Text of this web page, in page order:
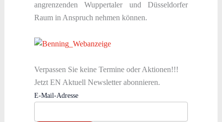
angrenzenden Wuppertaler und Düsseldorfer
Raum in Anspruch nehmen können.
Verpassen Sie keine Termine oder Aktionen!!!
Jetzt EN Aktuell Newsletter abonnieren.
E-Mail-Adresse